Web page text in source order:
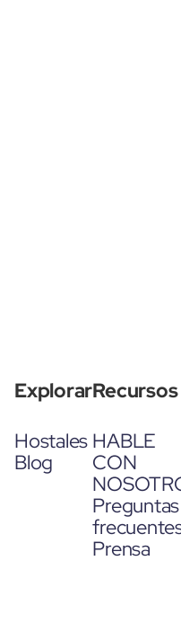
Explorar
Hostales
Blog
Recursos
HABLE
CON
Preguntas
Prensa